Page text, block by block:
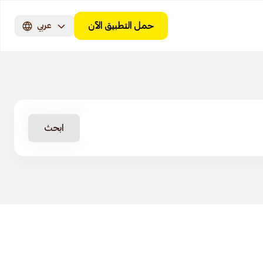
حمل التطبيق الآن عربي
ابحث